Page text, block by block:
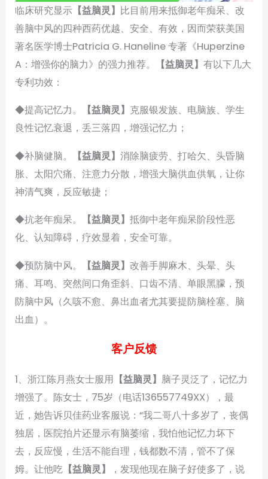
临床研究显示 【益脑灵】 比目前用来抵御老年痴呆、改
善脑中风的四种西药优越、安全、有效，因而荣获美国
著名医学博士Patricia G. Haneline 专著《Huperzine
A：增强你的脑力》的强力推荐。
【益脑灵】有以下几大
专利功效：
◆提高记忆力。 【益脑灵】 克服银发族、电脑族、学生
良性记忆衰退，丢三落四，增强记忆力；
◆补脑健脑。 【益脑灵】消除脑疲劳、打哈欠、头昏脑
胀、太阳穴痛、注意力分散，增强大脑供血供氧，让你
神清气爽，反应敏捷；
◆抗老年痴呆。 【益脑灵】抵御中老年痴呆阶段性恶
化、认知障碍，疗效显着，安全可靠。
◆预防脑中风。 【益脑灵】改善手脚麻木、头晕、头
痛、耳鸣、突然间口角歪斜、口齿不清、单眼黑朦，预
防脑中风（久咳不愈、鼻出血者尤其要提防脑栓塞、脑
出血）。
客户反馈
1、浙江陈月燕女士服用 【益脑灵】脑子灵泛了，记忆力
增强了。陈女士，75岁（电话136557749XX），最
近，她告诉贝佳药业客服说：“我二哥八十多岁了，丧偶
独居，医院拍片还显示有脑萎缩，我怕他记忆力坏下
去，反应慢，生活不能自理，钱都数不清，管不了保
姆。让他吃 【益脑灵】
，发现他现在脑子好使多了，说